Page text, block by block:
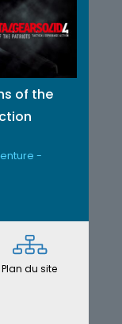
of the
-
Plan du site